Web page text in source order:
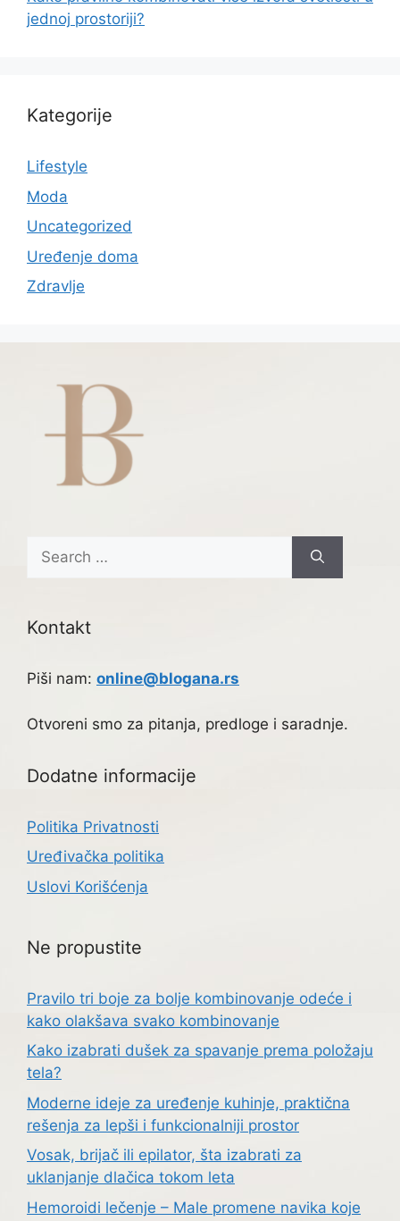
jednoj prostoriji?
Kategorije
Lifestyle
Moda
Uncategorized
Uređenje doma
Zdravlje
Search
for:
Kontakt
Piši nam: online@blogana.rs
Otvoreni smo za pitanja, predloge i saradnje.
Dodatne informacije
Politika Privatnosti
Uređivačka politika
Uslovi Korišćenja
Ne propustite
Pravilo tri boje za bolje kombinovanje odeće i
kako olakšava svako kombinovanje
Kako izabrati dušek za spavanje prema položaju
tela?
Moderne ideje za uređenje kuhinje, praktična
rešenja za lepši i funkcionalniji prostor
Vosak, brijač ili epilator, šta izabrati za
uklanjanje dlačica tokom leta
Hemoroidi lečenje – Male promene navika koje